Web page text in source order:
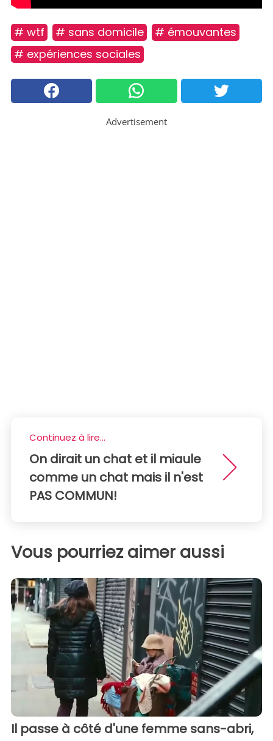
# wtf # sans domicile
# émouvantes
# expériences sociales
Advertisement
Continuez à lire...
On dirait un chat et il miaule
comme un chat mais il n'est
PAS COMMUN!
Vous pourriez aimer aussi
Il passe à côté d'une femme sans-abri,